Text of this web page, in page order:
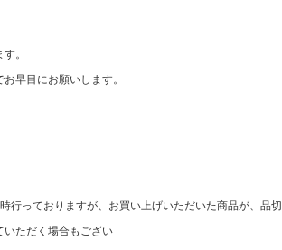
。
早目にお願いします。
っておりますが、お買い上げいただいた商品が、品切
いただく場合もござい